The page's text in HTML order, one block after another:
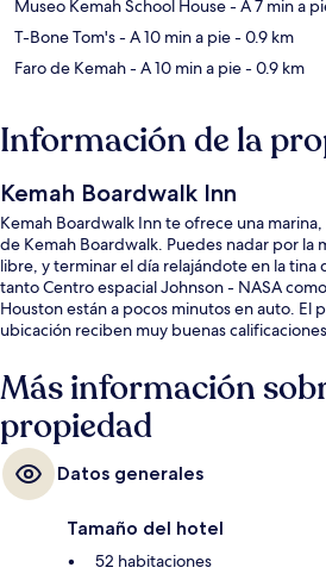
Museo Kemah School House- A 7 min a
T-Bone Tom's- A 10 min a pie- 0.9 km
Faro de Kemah- A 10 min a pie- 0.9 km
Información de la
Kemah Boardwalk Inn
Kemah Boardwalk Inn te ofrece una marina,
de Kemah Boardwalk. Puedes nadar por la
libre, y terminar el día relajándote en la tina
tanto Centro espacial Johnson - NASA
Houston están a pocos minutos en auto. El
ubicación reciben muy buenas
Más información
propiedad
Datos generales
Tamaño del hotel
52 habitaciones